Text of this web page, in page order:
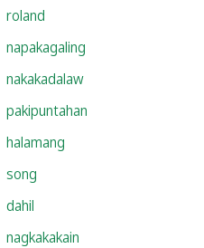
roland
napakagaling
nakakadalaw
pakipuntahan
halamang
song
dahil
nagkakakain